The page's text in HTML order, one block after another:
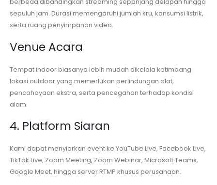
sepuluh jam. Durasi memengaruhi jumlah kru, konsumsi listrik,
serta ruang penyimpanan video.
Venue Acara
Tempat indoor biasanya lebih mudah dikelola ketimbang
lokasi outdoor yang memerlukan perlindungan alat,
pencahayaan ekstra, serta pencegahan terhadap kondisi
alam.
4. Platform Siaran
Kami dapat menyiarkan event ke YouTube Live, Facebook Live,
TikTok Live, Zoom Meeting, Zoom Webinar, Microsoft Teams,
Google Meet, hingga server RTMP khusus perusahaan.